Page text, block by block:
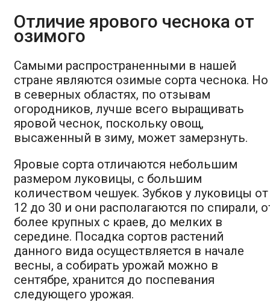
Отличие ярового чеснока от
озимого
Самыми распространенными в нашей
стране являются озимые сорта чеснока. Но
в северных областях, по отзывам
огородников, лучше всего выращивать
яровой чеснок, поскольку овощ,
высаженный в зиму, может замерзнуть.
Яровые сорта отличаются небольшим
размером луковицы, с большим
количеством чешуек. Зубков у луковицы от
12 до 30 и они располагаются по спирали,
более крупных с краев, до мелких в
середине. Посадка сортов растений
данного вида осуществляется в начале
весны, а собирать урожай можно в
сентябре, хранится до поспевания
следующего урожая.